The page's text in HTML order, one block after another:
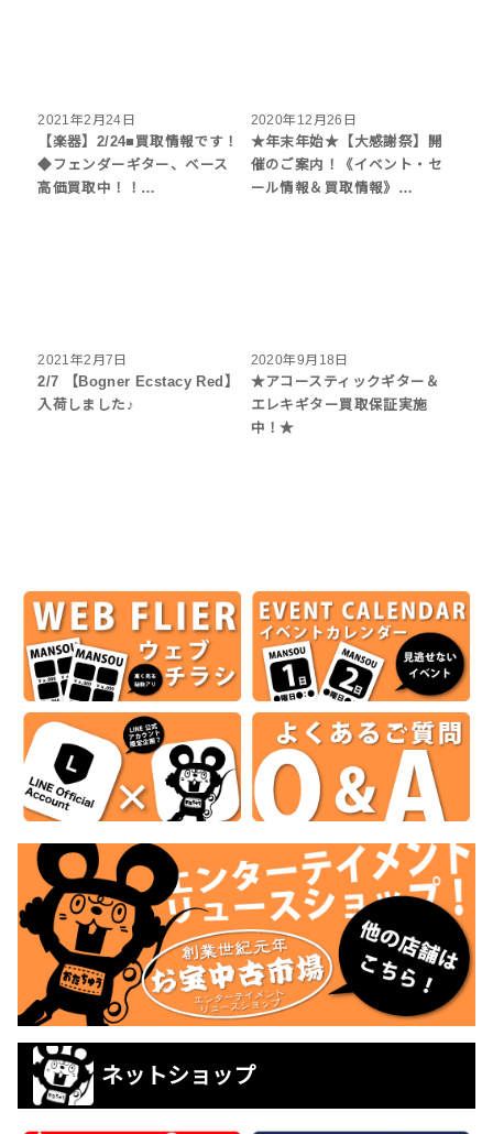
2021年2月24日
【楽器】2/24■買取情報です！
◆フェンダーギター、ベース
高価買取中！！…
2020年12月26日
★年末年始★【大感謝祭】開
催のご案内！《イベント・セ
ール情報＆買取情報》…
2021年2月7日
2/7 【Bogner Ecstacy Red】
入荷しました♪
2020年9月18日
★アコースティックギター＆
エレキギター買取保証実施
中！★
ネットショップ